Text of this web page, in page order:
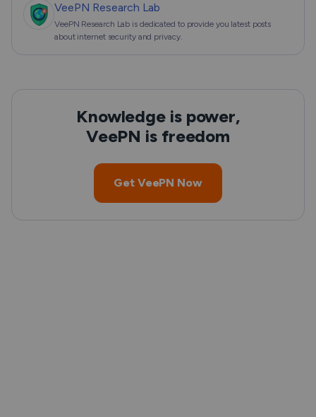
VeePN Research Lab
VeePN Research Lab is dedicated to provide you latest posts
about internet security and privacy.
Knowledge is power,
VeePN is freedom
Get VeePN Now